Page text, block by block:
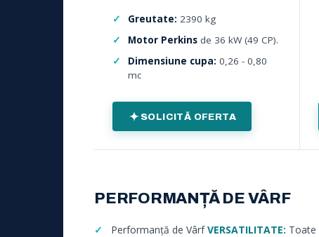
Greutate: 2390 kg
Motor Perkins de 36 kW (49 CP).
Dimensiune cupa: 0,26 - 0,80
mc
SOLICITĂ OFERTA
PERFORMANȚĂ DE VÂRF
Performanță de VârfVERSATILITATE: Toate